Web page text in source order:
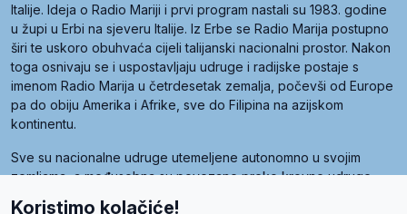
Italije. Ideja o Radio Mariji i prvi program nastali su 1983. godine
u župi u Erbi na sjeveru Italije. Iz Erbe se Radio Marija postupno
širi te uskoro obuhvaća cijeli talijanski nacionalni prostor. Nakon
toga osnivaju se i uspostavljaju udruge i radijske postaje s
imenom Radio Marija u četrdesetak zemalja, počevši od Europe
pa do obiju Amerika i Afrike, sve do Filipina na azijskom
kontinentu.
Sve su nacionalne udruge utemeljene autonomno u svojim
zemljama, a međusobna su povezane preko krovne udruge
Koristimo kolačiće!